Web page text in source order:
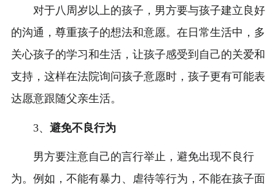
对于八周岁以上的孩子，男方要与孩子建立良好
的沟通，尊重孩子的想法和意愿。在日常生活中，多
关心孩子的学习和生活，让孩子感受到自己的关爱和
支持，这样在法院询问孩子意愿时，孩子更有可能表
达愿意跟随父亲生活。
3、 避免不良行为
男方要注意自己的言行举止，避免出现不良行
为。例如，不能有暴力、虐待等行为，不能在孩子面